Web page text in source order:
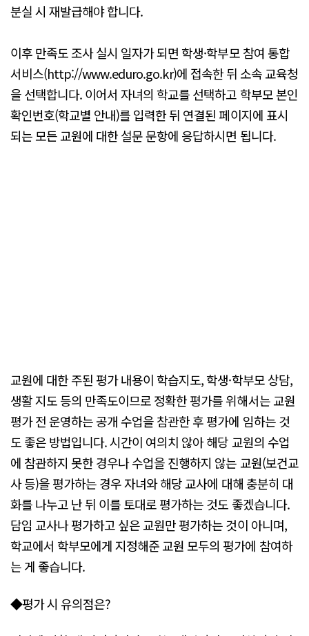
분실 시 재발급해야 합니다.
이후 만족도 조사 실시 일자가 되면 학생·학부모 참여 통합
서비스(http://www.eduro.go.kr)에 접속한 뒤 소속 교육청
을 선택합니다. 이어서 자녀의 학교를 선택하고 학부모 본인
확인번호(학교별 안내)를 입력한 뒤 연결된 페이지에 표시
되는 모든 교원에 대한 설문 문항에 응답하시면 됩니다.
교원에 대한 주된 평가 내용이 학습지도, 학생·학부모 상담,
생활 지도 등의 만족도이므로 정확한 평가를 위해서는 교원
평가 전 운영하는 공개 수업을 참관한 후 평가에 임하는 것
도 좋은 방법입니다. 시간이 여의치 않아 해당 교원의 수업
에 참관하지 못한 경우나 수업을 진행하지 않는 교원(보건교
사 등)을 평가하는 경우 자녀와 해당 교사에 대해 충분히 대
화를 나누고 난 뒤 이를 토대로 평가하는 것도 좋겠습니다.
담임 교사나 평가하고 싶은 교원만 평가하는 것이 아니며,
학교에서 학부모에게 지정해준 교원 모두의 평가에 참여하
는 게 좋습니다.
◆평가 시 유의점은?